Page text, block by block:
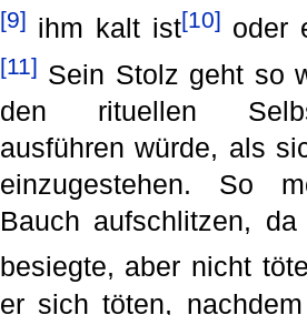
[9] ihm kalt ist[10] oder
[11] Sein Stolz geht so
den rituellen
ausführen würde, als
einzugestehen. So
Bauch aufschlitzen,
besiegte, aber nicht
er sich töten,